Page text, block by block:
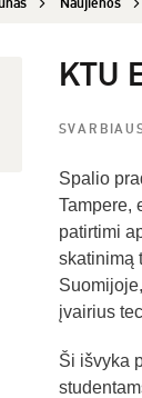
KTU
Spalio
Tampere,
patirtimi
skatinimą
įvairius
Ši išvyka